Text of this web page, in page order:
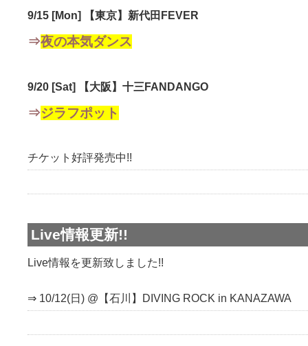
9/15 [Mon] 【東京】新代田FEVER
⇒夜の本気ダンス
9/20 [Sat] 【大阪】十三FANDANGO
⇒ジラフポット
チケット好評発売中!!
Live情報更新!!
Live情報を更新致しました!!
⇒ 10/12(日) @【石川】DIVING ROCK in KANAZAWA